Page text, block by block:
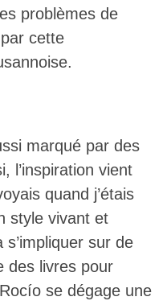
problèmes de
cette
marqué par des
l’inspiration vient
quand j’étais
style vivant et
s’impliquer sur de
des livres pour
se dégage une